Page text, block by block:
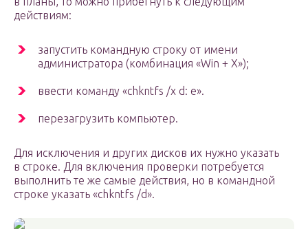
действиям:
запустить командную строку от имени
администратора (комбинация «Win + X»);
ввести команду «chkntfs /x d: e».
перезагрузить компьютер.
Для исключения и других дисков их нужно указать
в строке. Для включения проверки потребуется
выполнить те же самые действия, но в командной
строке указать «chkntfs /d».